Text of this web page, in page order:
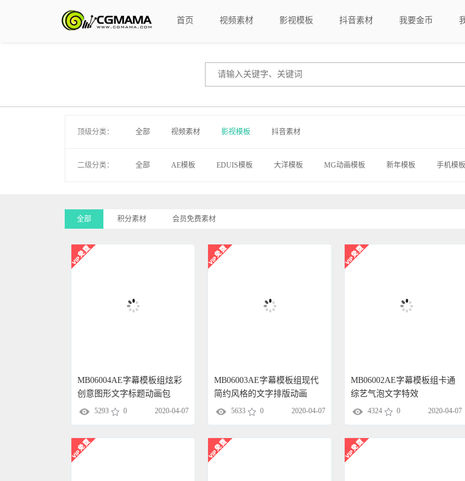
首页 视频素材 影视模板 抖音素材 我要金币
顶级分类： 全部 视频素材 影视模板 抖音素材
二级分类： 全部 AE模板 EDUIS模板 大洋模板 MG动画模板 新年模板 手机模板
全部 积分素材 会员免费素材
MB06004AE字幕模板组炫彩
创意图形文字标题动画包
5293 0 2020-04-07
MB06003AE字幕模板组现代
简约风格的文字排版动画
5633 0 2020-04-07
MB06002AE字幕模板组卡通
综艺气泡文字特效
4324 0 2020-04-07